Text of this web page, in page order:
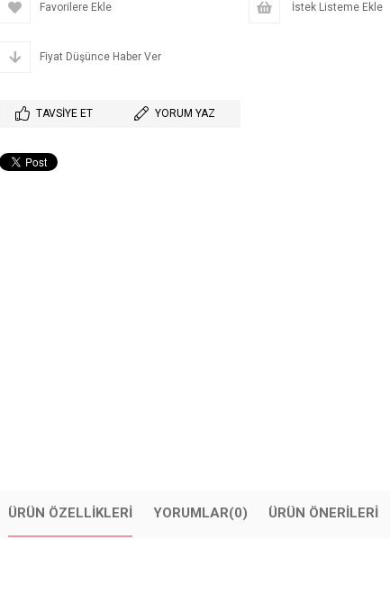
Favorilere Ekle İstek Listeme Ekle
Fiyat Düşünce Haber Ver
TAVSIYE ET YORUM YAZ
ÜRÜN ÖZELLIKLERI YORUMLAR(0) ÜRÜN ÖNERILERI